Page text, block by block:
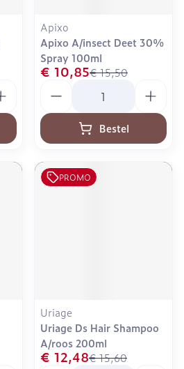
Apixo
Apixo A/insect Deet 30%
Spray 100ml
€ 15,50
€ 10,85
Bestel
PROMO
Uriage
Uriage Ds Hair Shampoo
A/roos 200ml
€ 15,60
€ 12,48